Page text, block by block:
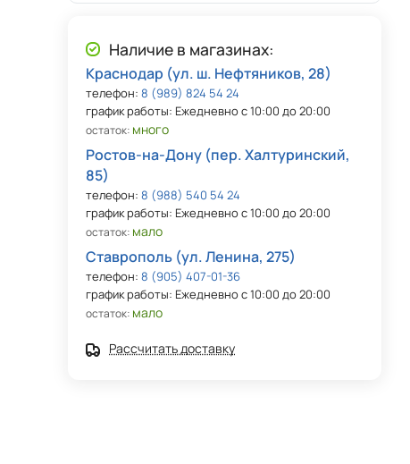
Наличие в магазинах:
Краснодар (ул. ш. Нефтяников, 28)
телефон:8 (989) 824 54 24
график работы: Ежедневно с 10:00 до 20:00
остаток: много
Ростов-на-Дону (пер. Халтуринский,
85)
телефон:8 (988) 540 54 24
график работы: Ежедневно с 10:00 до 20:00
остаток: мало
Ставрополь (ул. Ленина, 275)
телефон:8 (905) 407-01-36
график работы: Ежедневно с 10:00 до 20:00
остаток: мало
Рассчитать доставку